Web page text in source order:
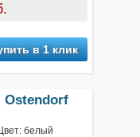
в 1 клик
белый